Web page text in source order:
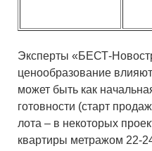
Эксперты «БЕСТ-
ценообразование
может быть как
готовности (старт
лота – в некоторых
квартиры метражом 22-